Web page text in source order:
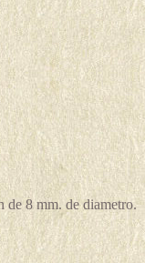
de 8 mm. de diametro.